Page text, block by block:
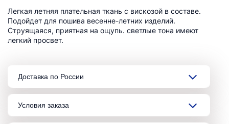
Легкая летняя плательная ткань с вискозой в составе.
Подойдет для пошива весенне-летних изделий.
Струящаяся, приятная на ощупь. светлые тона имеют
легкий просвет.
Доставка по России
Условия заказа